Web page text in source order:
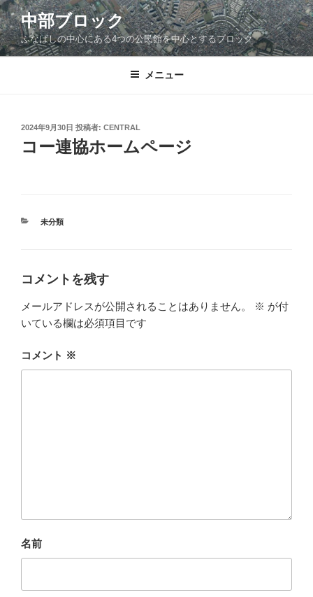
コ
ン
テ
ン
中部ブロック
ふなばしの中心にある4つの公民館を中心とするブロック
メニュー
投
日:
2024年9月30日 投稿者: CENTRAL
コー連協ホームページ
カ
未分類
コメントを残す
メールアドレスが公開されることはありません。 ※ が付
いている欄は必須項目です
コメント ※
名前